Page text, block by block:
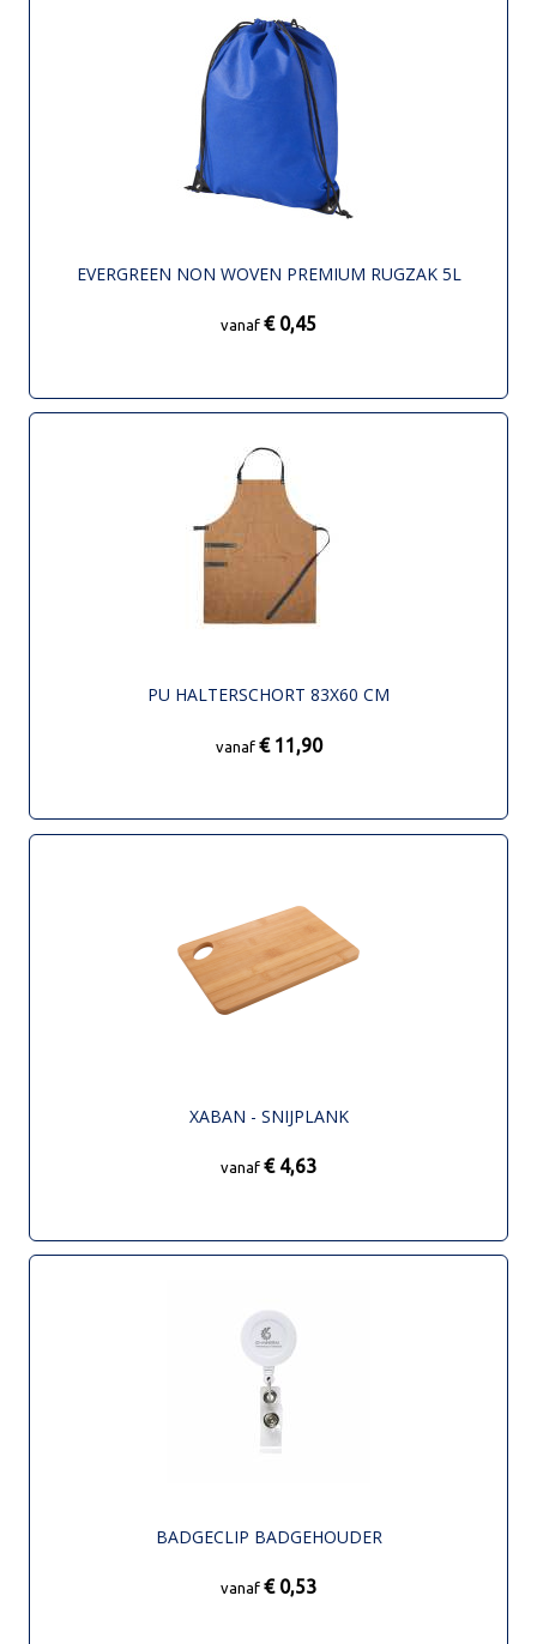
EVERGREEN NON WOVEN PREMIUM RUGZAK 5L
vanaf € 0,45
PU HALTERSCHORT 83X60 CM
vanaf € 11,90
XABAN - SNIJPLANK
vanaf € 4,63
BADGECLIP BADGEHOUDER
vanaf € 0,53